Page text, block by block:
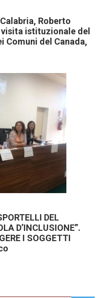
Roberto
istituzionale del
Comuni del Canada,
DEL
D’INCLUSIONE”.
I SOGGETTI